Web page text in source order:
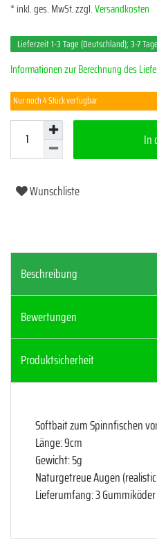
* inkl. ges. MwSt. zzgl.Versandkosten
Lieferzeit 1-3 Tage (Deutschland); 3-7
Informationen zur Berechnung des
Nur noch 4 Stück verfügbar
In
Wunschliste
Beschreibung
Bewertungen
Produktsicherheit
Softbait zum Spinnfischen
Länge: 9cm
Gewicht: 5g
Naturgetreue Augen
Lieferumfang: 3